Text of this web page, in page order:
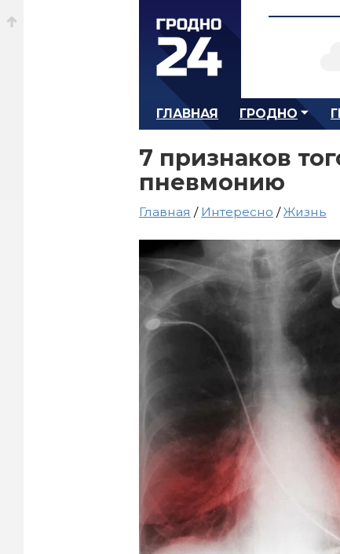
ГЛАВНАЯ ГРОДНО
7 признаков
пневмонию
Главная / Интересно /Жизнь